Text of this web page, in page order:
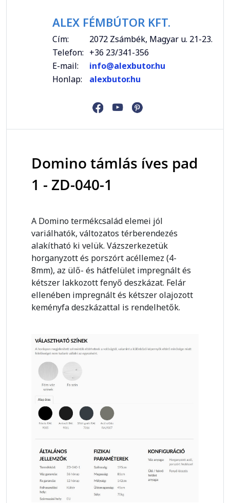
ALEX FÉMBÚTOR KFT.
Cím:
2072 Zsámbék, Magyar u. 21-23.
Telefon: +36 23/341-356
E-mail:
info@alexbutor.hu
Honlap:
alexbutor.hu
Domino támlás íves pad
1 - ZD-040-1
A Domino termékcsalád elemei jól
variálhatók, változatos térberendezés
alakítható ki velük. Vázszerkezetük
horganyzott és porszórt acéllemez (4-
8mm), az ülő- és hátfelület impregnált és
kétszer lakkozott fenyő deszkázat. Felár
ellenében impregnált és kétszer olajozott
keményfa deszkázattal is rendelhetők.